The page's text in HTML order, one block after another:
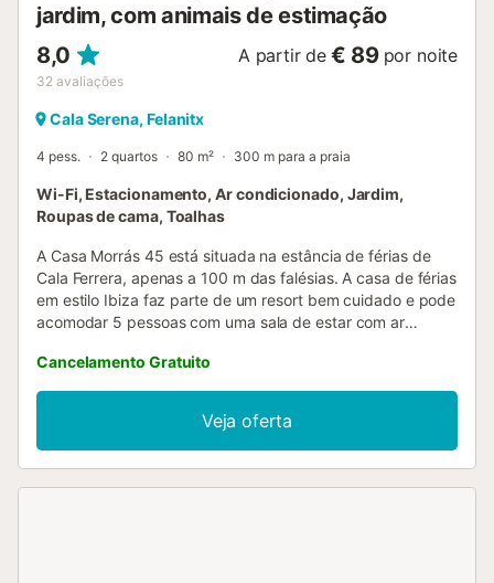
jardim, com animais de estimação
8,0
32 avaliações
A partir de € 89 por noite
Cala Serena, Felanitx
4 pess. 2 quartos 80 m² 300 m para a praia
Wi-Fi, Estacionamento, Ar condicionado, Jardim,
Roupas de cama, Toalhas
A Casa Morrás 45 está situada na estância de férias de
Cala Ferrera, apenas a 100 m das falésias. A casa de férias
em estilo Ibiza faz parte de um resort bem cuidado e pode
acomodar 5 pessoas com uma sala de estar com ar
com ar condicionado) e 2 casas de banho. As
comodidades também incluem Wi-Fi, um berço, uma
cadeira alta (a pedido) e uma área de estacionamento.
Animais de estimação de pequeno porte são bem-vindos.
Desfrute das suas férias ao ar livre no seu terraço privado
Cancelamento Gratuito
Veja oferta